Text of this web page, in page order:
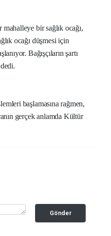
mahalleye bir sağlık ocağı,
ocağı düşmesi için
Bağışçıların şartı
başlamasına rağmen,
gerçek anlamda Kültür
Gönder